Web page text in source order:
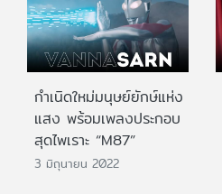
กำเนิดใหม่มนุษย์ยักษ์แห่ง
แสง พร้อมเพลงประกอบ
สุดไพเราะ “M87”
3 มิถุนายน 2022